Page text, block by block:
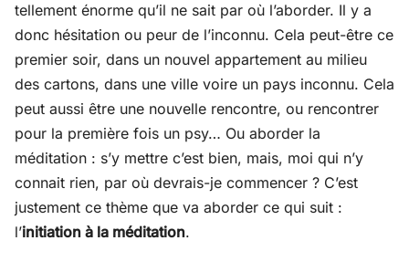
tellement énorme qu’il ne sait par où l’aborder. Il y a
donc hésitation ou peur de l’inconnu. Cela peut-être ce
premier soir, dans un nouvel appartement au milieu
des cartons, dans une ville voire un pays inconnu. Cela
peut aussi être une nouvelle rencontre, ou rencontrer
pour la première fois un psy… Ou aborder la
méditation : s’y mettre c’est bien, mais, moi qui n’y
connait rien, par où devrais-je commencer ? C’est
justement ce thème que va aborder ce qui suit :
l’initiation à la méditation.